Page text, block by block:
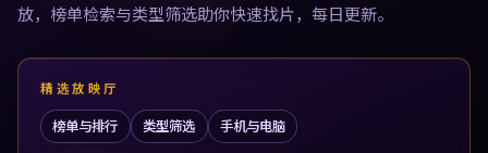
放，榜单检索与类型筛选助你快速找片，每日更新。
精选放映厅
榜单与排行 类型筛选 手机与电脑